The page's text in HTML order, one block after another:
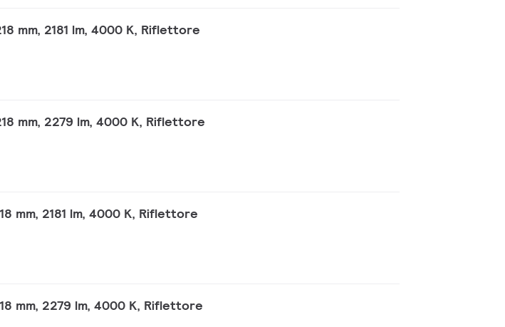
mm, 2181 lm, 4000 K, Riflettore
mm, 2279 lm, 4000 K, Riflettore
mm, 2181 lm, 4000 K, Riflettore
mm, 2279 lm, 4000 K, Riflettore